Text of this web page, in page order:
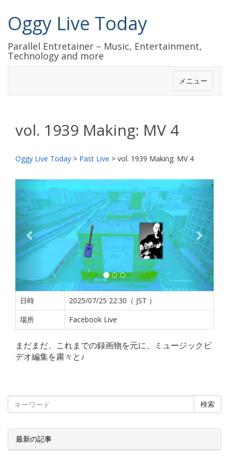
Oggy Live Today
Parallel Entretainer – Music, Entertainment,
Technology and more
メニュー
vol. 1939 Making: MV 4
Oggy Live Today > Past Live > vol. 1939 Making: MV 4
前
へ
次
へ
日時
2025/07/25 22:30（ JST ）
場所
Facebook Live
まだまだ、これまでの録画物を元に、ミュージックビ
デオ編集を粛々と♪
検索
最新の記事